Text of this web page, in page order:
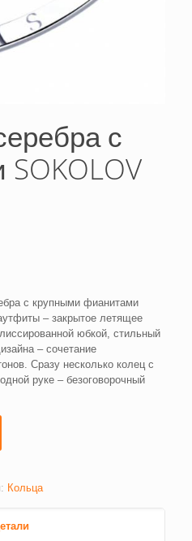
с
с крупными фианитами
– закрытое летящее
юбкой, стильный
– сочетание
Сразу несколько колец с
руке – безоговорочный
Кольца